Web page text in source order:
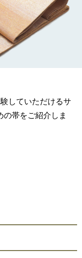
していただけるサ
の帯をご紹介しま